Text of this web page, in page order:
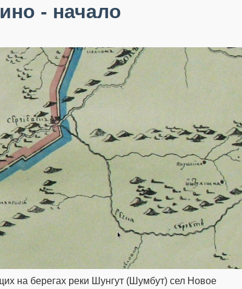
- начало
на берегах реки Шунгут (Шумбут) сел Новое